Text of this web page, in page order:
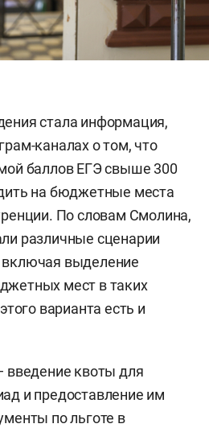
стала информация,
каналах о том, что
баллов ЕГЭ свыше 300
на бюджетные места
По словам Смолина,
различные сценарии
выделение
мест в таких
варианта есть и
введение квоты для
и предоставление им
по льготе в